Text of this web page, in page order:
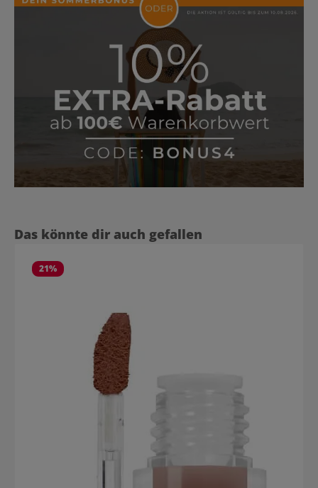
Produktgalerie überspringen
Das könnte dir auch gefallen
21%